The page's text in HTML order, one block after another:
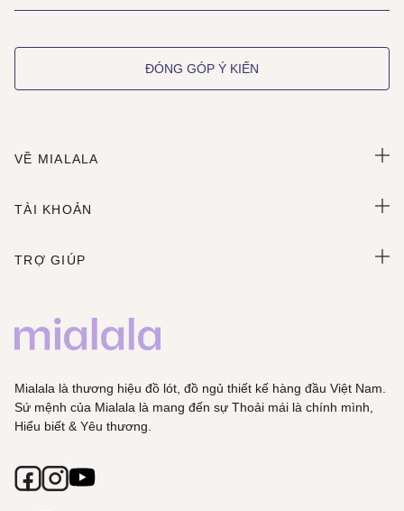
ĐÓNG GÓP Ý KIẾN
VỀ MIALALA
TÀI KHOẢN
TRỢ GIÚP
Mialala là thương hiệu đồ lót, đồ ngủ thiết kế hàng đầu Việt Nam.
Sứ mệnh của Mialala là mang đến sự Thoải mái là chính mình,
Hiểu biết & Yêu thương.